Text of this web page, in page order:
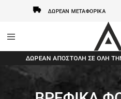
ΔΩΡΕΆΝ ΜΕΤΑΦΟΡΙΚΆ
AxidWear
Παιδικά
,
Ανδρικά
Axidwear
ΔΩΡΕΆΝ ΑΠΟΣΤΟΛΗ ΣΕ ΌΛΗ